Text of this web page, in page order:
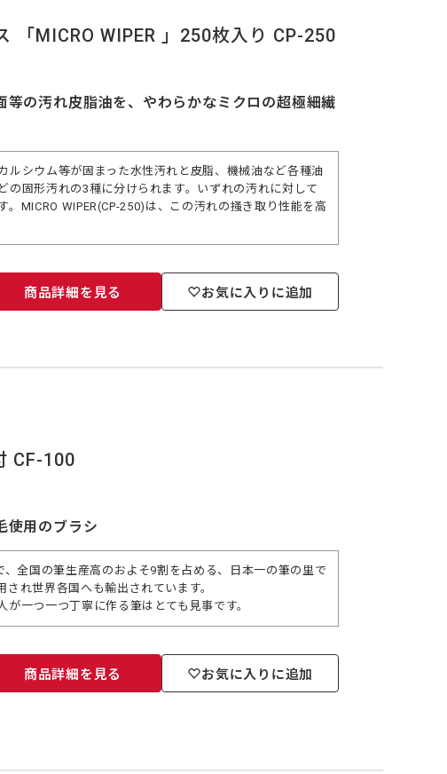
「MICRO WIPER 」250枚入り CP-250
の汚れ皮脂油を、やわらかなミクロの超極細繊
シウム等が固まった水性汚れと皮脂、機械油など各種油
固形汚れの3種に分けられます。いずれの汚れに対して
MICRO WIPER(CP-250)は、この汚れの掻き取り性能を高
商品詳細を見る お気に入りに追加
CF-100
使用のブラシ
全国の筆生産高のおよそ9割を占める、日本一の筆の里で
れ世界各国へも輸出されています。
一つ一つ丁寧に作る筆はとても見事です。
商品詳細を見る お気に入りに追加